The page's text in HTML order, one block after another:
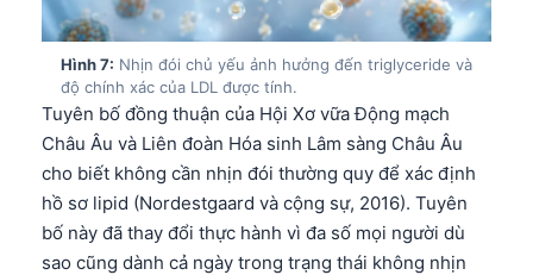
Hình 7: Nhịn đói chủ yếu ảnh hưởng đến triglyceride và
độ chính xác của LDL được tính.
Tuyên bố đồng thuận của Hội Xơ vữa Động mạch
Châu Âu và Liên đoàn Hóa sinh Lâm sàng Châu Âu
cho biết không cần nhịn đói thường quy để xác định
hồ sơ lipid (Nordestgaard và cộng sự, 2016). Tuyên
bố này đã thay đổi thực hành vì đa số mọi người dù
sao cũng dành cả ngày trong trạng thái không nhịn
Български
Dansk
Nederlands
हिन्दी
Bahasa Indonesia
Íslenska